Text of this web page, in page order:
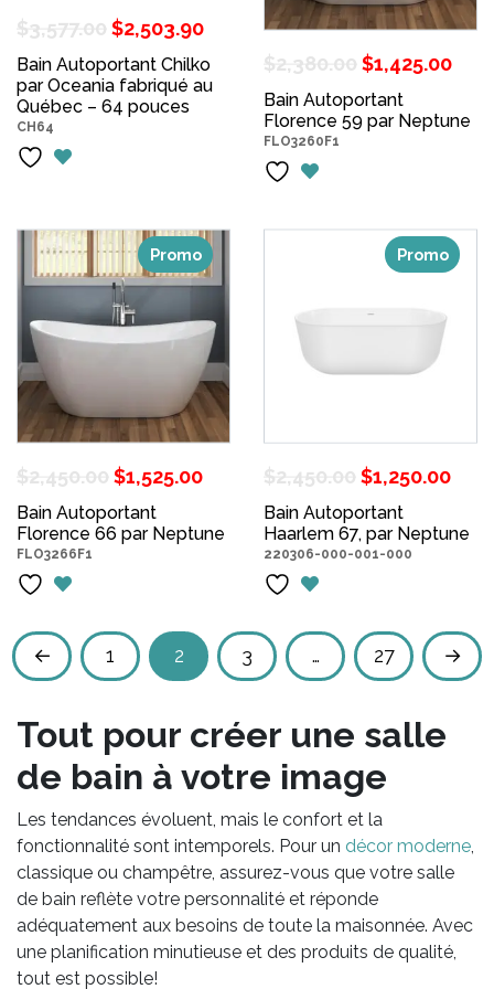
$3,577.00 Le
prix
initial
était :
$2,503.90
actuel
$2,503.90.
Bain Autoportant Chilko
par Oceania fabriqué au
Québec – 64 pouces
CH64
$2,380.00 Le
prix
initial
$1,425.00
Bain Autoportant
Florence 59 par Neptune
FLO3260F1
Promo
$2,450.00 Le
prix
initial
$1,525.00
actuel
$1,525.00.
Bain Autoportant
Florence 66 par Neptune
FLO3266F1
Promo
$2,450.00 Le
prix
initial
était :
$1,250.00
Bain Autoportant
Haarlem 67, par Neptune
220306-000-001-000
← 1 2 3 … 27 →
Tout pour créer une salle
de bain à votre image
Les tendances évoluent, mais le confort et la
fonctionnalité sont intemporels. Pour un décor moderne
classique ou champêtre, assurez-vous que votre salle
de bain reflète votre personnalité et réponde
adéquatement aux besoins de toute la maisonnée. Avec
une planification minutieuse et des produits de qualité,
tout est possible!